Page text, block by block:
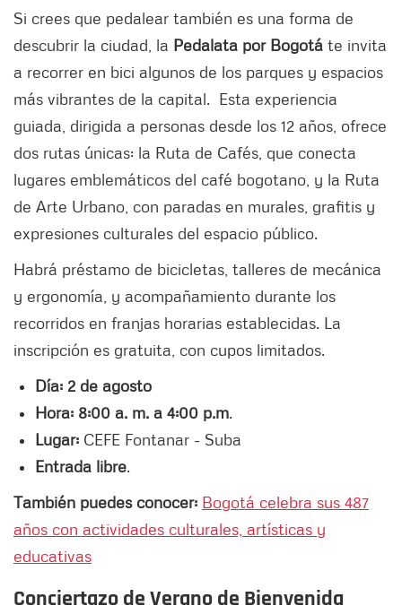
Si crees que pedalear también es una forma de
descubrir la ciudad, la Pedalata por Bogotá te invita
a recorrer en bici algunos de los parques y espacios
más vibrantes de la capital. Esta experiencia
guiada, dirigida a personas desde los 12 años, ofrece
dos rutas únicas: la Ruta de Cafés, que conecta
lugares emblemáticos del café bogotano, y la Ruta
de Arte Urbano, con paradas en murales, grafitis y
expresiones culturales del espacio público.
Habrá préstamo de bicicletas, talleres de mecánica
y ergonomía, y acompañamiento durante los
recorridos en franjas horarias establecidas. La
inscripción es gratuita, con cupos limitados.
Día: 2 de agosto
Hora: 8:00 a. m. a 4:00 p.m.
Lugar: CEFE Fontanar - Suba
Entrada libre.
También puedes conocer: Bogotá celebra sus 487
años con actividades culturales, artísticas y
educativas
Conciertazo de Verano de Bienvenida